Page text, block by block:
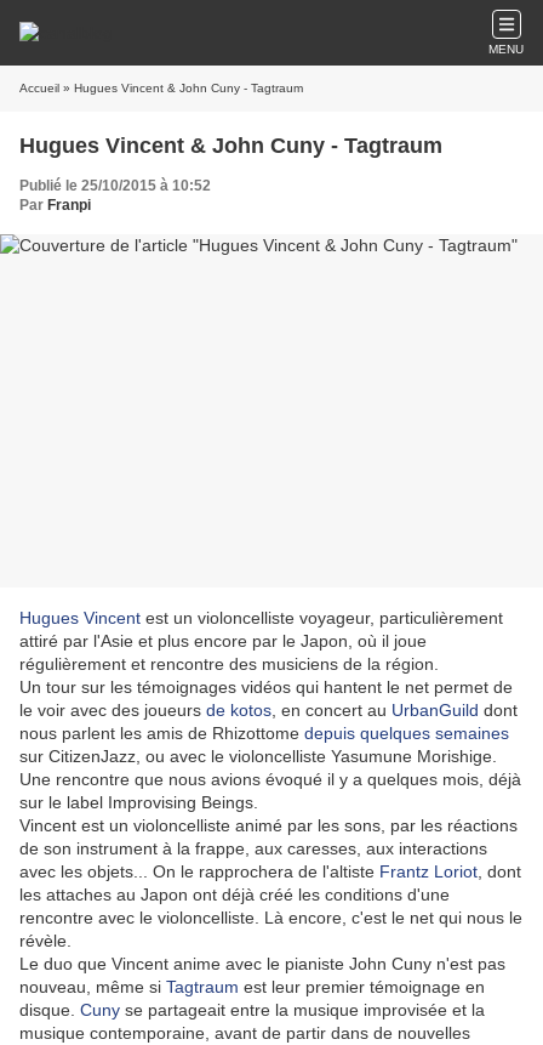
MENU
Accueil » Hugues Vincent & John Cuny - Tagtraum
Hugues Vincent & John Cuny - Tagtraum
Publié le 25/10/2015 à 10:52
Par Franpi
Hugues Vincent est un violoncelliste voyageur, particulièrement
attiré par l'Asie et plus encore par le Japon, où il joue
régulièrement et rencontre des musiciens de la région.
Un tour sur les témoignages vidéos qui hantent le net permet de
le voir avec des joueurs de kotos , en concert au UrbanGuild dont
nous parlent les amis de Rhizottome depuis quelques semaines
sur CitizenJazz, ou avec le violoncelliste Yasumune Morishige.
Une rencontre que nous avions évoqué il y a quelques mois, déjà
sur le label Improvising Beings.
Vincent est un violoncelliste animé par les sons, par les réactions
de son instrument à la frappe, aux caresses, aux interactions
avec les objets... On le rapprochera de l'altiste Frantz Loriot , dont
les attaches au Japon ont déjà créé les conditions d'une
rencontre avec le violoncelliste. Là encore, c'est le net qui nous le
révèle.
Le duo que Vincent anime avec le pianiste John Cuny n'est pas
nouveau, même si Tagtraum est leur premier témoignage en
disque. Cuny se partageait entre la musique improvisée et la
musique contemporaine, avant de partir dans de nouvelles